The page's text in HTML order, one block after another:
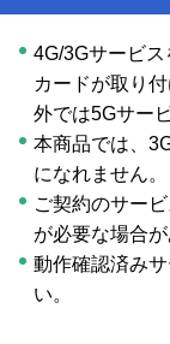
4G/3Gサービ
カードが取り
外では5Gサー
本商品では、
になれません。
ご契約のサー
が必要な場合が
動作確認済みサ
い。